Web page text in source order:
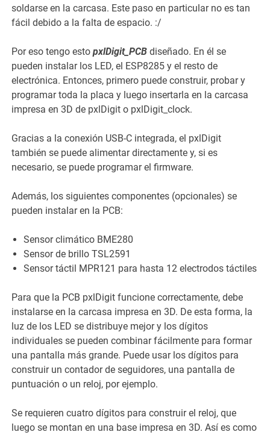
soldarse en la carcasa. Este paso en particular no es tan
fácil debido a la falta de espacio. :/
Por eso tengo estopxlDigit_PCB diseñado. En él se
pueden instalar los LED, el ESP8285 y el resto de
electrónica. Entonces, primero puede construir, probar y
programar toda la placa y luego insertarla en la carcasa
impresa en 3D de pxlDigit o pxlDigit_clock.
Gracias a la conexión USB-C integrada, el pxlDigit
también se puede alimentar directamente y, si es
necesario, se puede programar el firmware.
Además, los siguientes componentes (opcionales) se
pueden instalar en la PCB:
Sensor climático BME280
Sensor de brillo TSL2591
Sensor táctil MPR121 para hasta 12 electrodos táctiles
Para que la PCB pxlDigit funcione correctamente, debe
instalarse en la carcasa impresa en 3D. De esta forma, la
luz de los LED se distribuye mejor y los dígitos
individuales se pueden combinar fácilmente para formar
una pantalla más grande. Puede usar los dígitos para
construir un contador de seguidores, una pantalla de
puntuación o un reloj, por ejemplo.
Se requieren cuatro dígitos para construir el reloj, que
luego se montan en una base impresa en 3D. Así es como